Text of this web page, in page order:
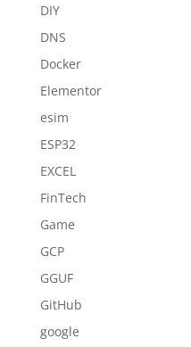
DIY
DNS
Docker
Elementor
esim
ESP32
EXCEL
FinTech
Game
GCP
GGUF
GitHub
google